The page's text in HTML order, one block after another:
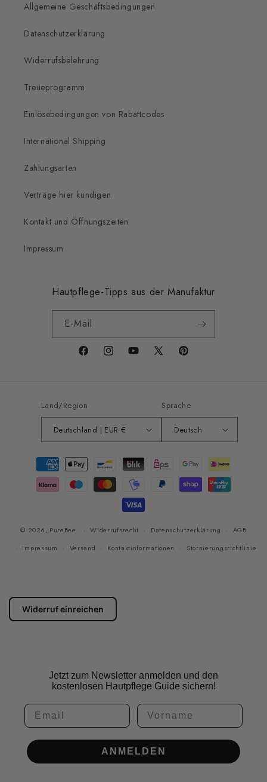
Allgemeine Geschäftsbedingungen
Datenschutzerklärung
Widerrufsbelehrung
Treueprogramm
Einlösebedingungen von Rabattcodes
International Shipping
Zahlungsarten
Verträge hier kündigen
Kontakt und Öffnungszeiten
Impressum
Hautpflege-Tipps aus der Manufaktur
E-Mail
FacebookInstagramYouTube
X
Pinterest
Land/Region
Deutschland | EUR €
Sprache
Deutsch
Zahlungsmethoden
© 2026, PureBee Widerrufsrecht Datenschutzerklärung
AGB
Impressum
Versand Kontaktinformationen Stornierungsrichtlinie
Widerruf einreichen
Jetzt zum Newsletter anmelden und den
kostenlosen Hautpflege Guide sichern!
Email Vorname
ANMELDEN